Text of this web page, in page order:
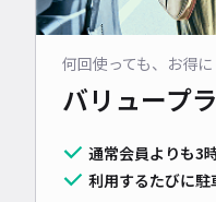
何回使っても、お得に
バリュープ
通常会員よりも3
利用するたびに